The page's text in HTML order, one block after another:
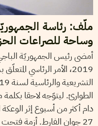
ملّف: رئاسة
وساحة للصراعات
2019، الأمر الرئاسي
الطوارئ. ليتوّجه لاحقا
دام أكثر من أسبوع إثر
27 جوان الفارط. أزمة